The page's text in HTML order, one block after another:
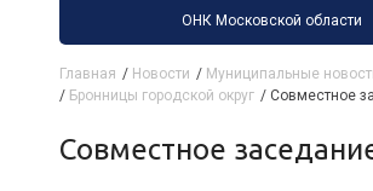
ОНК Московской области
Главная / Новости / Муниципальные
/ Бронницы городской округ / Совместное
Совместное